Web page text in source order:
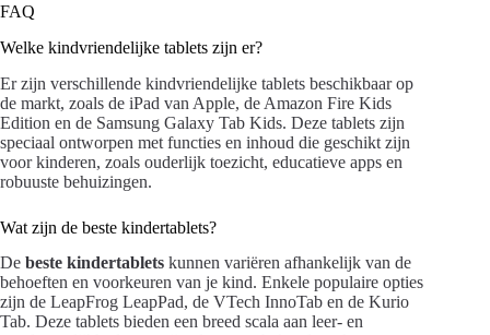
FAQ
Welke kindvriendelijke tablets zijn er?
Er zijn verschillende kindvriendelijke tablets beschikbaar op
de markt, zoals de iPad van Apple, de Amazon Fire Kids
Edition en de Samsung Galaxy Tab Kids. Deze tablets zijn
speciaal ontworpen met functies en inhoud die geschikt zijn
voor kinderen, zoals ouderlijk toezicht, educatieve apps en
robuuste behuizingen.
Wat zijn de beste kindertablets?
De beste kindertablets kunnen variëren afhankelijk van de
behoeften en voorkeuren van je kind. Enkele populaire opties
zijn de LeapFrog LeapPad, de VTech InnoTab en de Kurio
Tab. Deze tablets bieden een breed scala aan leer- en